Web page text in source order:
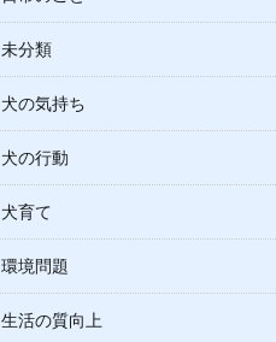
未分類
犬の気持ち
犬の行動
犬育て
環境問題
生活の質向上